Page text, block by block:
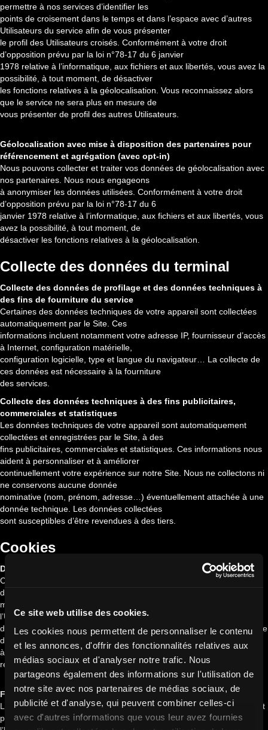
Ce site web utilise des cookies.
Les cookies nous permettent de personnaliser le contenu
et les annonces, d'offrir des fonctionnalités relatives aux
médias sociaux et d'analyser notre trafic. Nous
partageons également des informations sur l'utilisation de
notre site avec nos partenaires de médias sociaux, de
publicité et d'analyse, qui peuvent combiner celles-ci
avec d'autres informations que vous leur avez fournies
permettre à nos services d’identifier les
points de croisement dans le temps et dans l’espace avec d’autres
Utilisateurs du service afin de vous présenter
le profil des Utilisateurs croisés. Conformément à votre droit
d’opposition prévu par la loi n°78-17 du 6 janvier
1978 relative à l’informatique, aux fichiers et aux libertés, vous avez la
possibilité, à tout moment, de désactiver
les fonctions relatives à la géolocalisation. Vous reconnaissez alors
que le service ne sera plus en mesure de
vous présenter de profil des autres Utilisateurs.
Géolocalisation avec mise à disposition des partenaires pour
référencement et agrégation (avec opt-in)
Nous pouvons collecter et traiter vos données de géolocalisation avec
nos partenaires. Nous nous engageons
à anonymiser les données utilisées. Conformément à votre droit
d’opposition prévu par la loi n°78-17 du 6
janvier 1978 relative à l’informatique, aux fichiers et aux libertés, vous
avez la possibilité, à tout moment, de
désactiver les fonctions relatives à la géolocalisation.
Collecte des données du terminal
Collecte des données de profilage et des données techniques à
des fins de fourniture du service
Certaines des données techniques de votre appareil sont collectées
automatiquement par le Site. Ces
informations incluent notamment votre adresse IP, fournisseur d’accès
à Internet, configuration matérielle,
configuration logicielle, type et langue du navigateur… La collecte de
ces données est nécessaire à la fourniture
des services.
Collecte des données techniques à des fins publicitaires,
commerciales et statistiques
Les données techniques de votre appareil sont automatiquement
collectées et enregistrées par le Site, à des
fins publicitaires, commerciales et statistiques. Ces informations nous
aident à personnaliser et à améliorer
continuellement votre expérience sur notre Site. Nous ne collectons ni
ne conservons aucune donnée
nominative (nom, prénom, adresse…) éventuellement attachée à une
donnée technique. Les données collectées
sont susceptibles d’être revendues à des tiers.
Cookies
Durée de conservation des cookies
Conformément aux recommandations de la CNIL, la durée maximale
de conservation des cookies est de 13
mois au maximum après leur premier dépôt dans le terminal de
l’Utilisateur, tout comme la durée de la validité
du consentement de l’Utilisateur à l’utilisation de ces cookies. La durée
de vie des cookies n’est pas prolongée
à chaque visite. Le consentement de l’Utilisateur devra donc être
renouvelé à l’issue de ce délai.
Finalité cookies
Les cookies peuvent être utilisés pour des fins statistiques notamment
pour optimiser les services rendus à